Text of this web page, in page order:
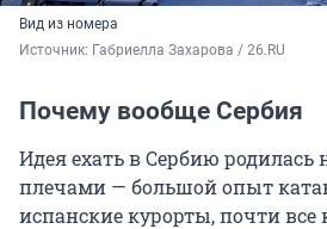
Вид из номера
Источник: Габриелла Захарова / 26.RU
Почему вообще Сербия
Идея ехать в Сербию родилась
плечами — большой опыт
испанские курорты, почти